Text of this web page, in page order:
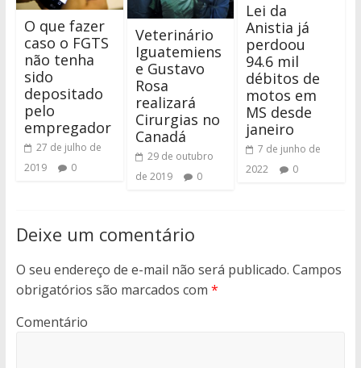
O que fazer
caso o FGTS
não tenha
sido
depositado
pelo
empregador
27 de julho de
2019
0
Veterinário
Iguatemiens
e Gustavo
Rosa
realizará
Cirurgias no
Canadá
29 de outubro
de 2019
0
Lei da
Anistia já
perdoou
94.6 mil
débitos de
motos em
MS desde
janeiro
7 de junho de
2022
0
Deixe um comentário
O seu endereço de e-mail não será publicado. Campos
obrigatórios são marcados com *
Comentário